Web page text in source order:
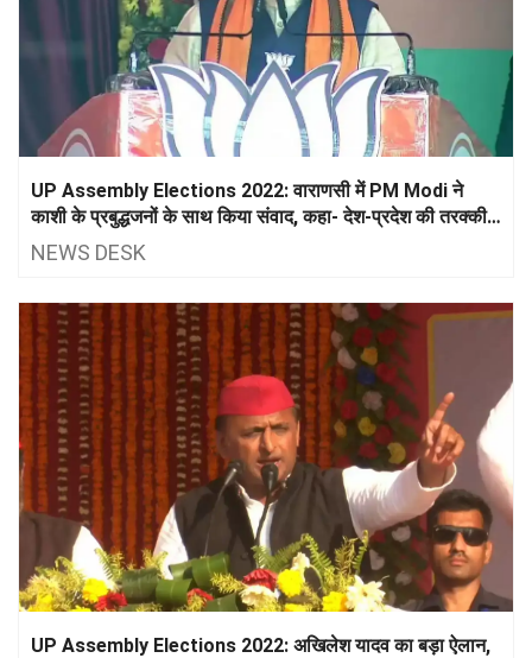
UP Assembly Elections 2022: वाराणसी में PM Modi ने
काशी के प्रबुद्धजनों के साथ किया संवाद, कहा- देश-प्रदेश की तरक्की
के लिए चाहिए स्थिर सरकार
NEWS DESK
UP Assembly Elections 2022: अखिलेश यादव का बड़ा ऐलान,